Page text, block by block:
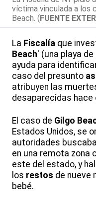
víctima vinculada a los
Beach. (FUENTE
La Fiscalía que
Beach' (una playa
ayuda para
caso del presunto
atribuyen las
desaparecidas hace
El caso de Gilgo
Estados Unidos, se
autoridades
en una remota zona
este del estado, y
los restos de nueve
bebé.